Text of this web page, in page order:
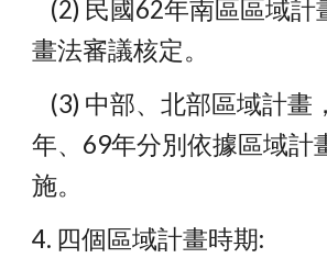
畫法審議核定。
年、69年分別依據區域計
施。
4. 四個區域計畫時期: